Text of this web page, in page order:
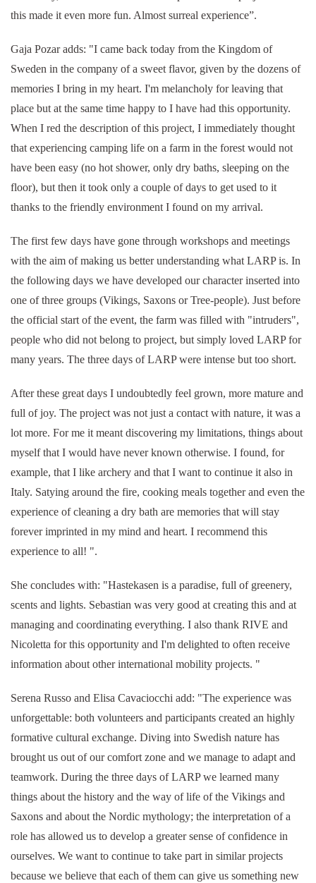
this made it even more fun. Almost surreal experience”.
Gaja Pozar adds: "I came back today from the Kingdom of
Sweden in the company of a sweet flavor, given by the dozens of
memories I bring in my heart. I'm melancholy for leaving that
place but at the same time happy to I have had this opportunity.
When I red the description of this project, I immediately thought
that experiencing camping life on a farm in the forest would not
have been easy (no hot shower, only dry baths, sleeping on the
floor), but then it took only a couple of days to get used to it
thanks to the friendly environment I found on my arrival.
The first few days have gone through workshops and meetings
with the aim of making us better understanding what LARP is. In
the following days we have developed our character inserted into
one of three groups (Vikings, Saxons or Tree-people). Just before
the official start of the event, the farm was filled with "intruders",
people who did not belong to project, but simply loved LARP for
many years. The three days of LARP were intense but too short.
After these great days I undoubtedly feel grown, more mature and
full of joy. The project was not just a contact with nature, it was a
lot more. For me it meant discovering my limitations, things about
myself that I would have never known otherwise. I found, for
example, that I like archery and that I want to continue it also in
Italy. Satying around the fire, cooking meals together and even the
experience of cleaning a dry bath are memories that will stay
forever imprinted in my mind and heart. I recommend this
experience to all! ".
She concludes with: "Hastekasen is a paradise, full of greenery,
scents and lights. Sebastian was very good at creating this and at
managing and coordinating everything. I also thank RIVE and
Nicoletta for this opportunity and I'm delighted to often receive
information about other international mobility projects. "
Serena Russo and Elisa Cavaciocchi add: "The experience was
unforgettable: both volunteers and participants created an highly
formative cultural exchange. Diving into Swedish nature has
brought us out of our comfort zone and we manage to adapt and
teamwork. During the three days of LARP we learned many
things about the history and the way of life of the Vikings and
Saxons and about the Nordic mythology; the interpretation of a
role has allowed us to develop a greater sense of confidence in
ourselves. We want to continue to take part in similar projects
because we believe that each of them can give us something new